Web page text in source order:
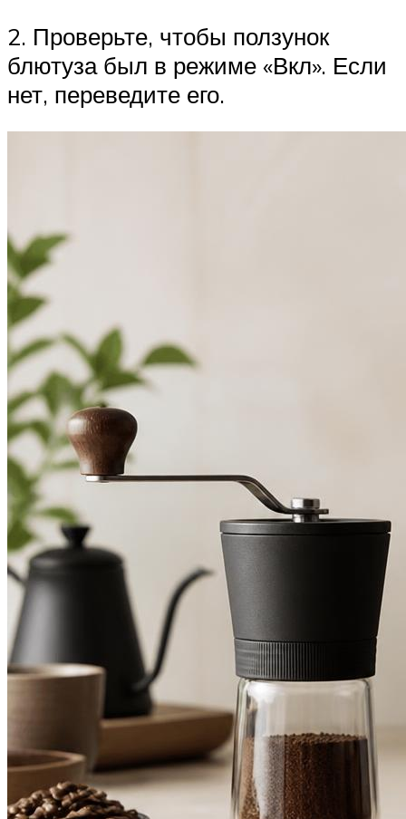
2. Проверьте, чтобы ползунок
блютуза был в режиме «Вкл». Если
нет, переведите его.